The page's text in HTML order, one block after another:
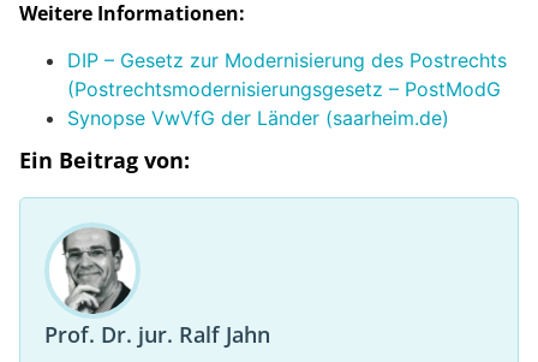
Weitere Informationen:
DIP – Gesetz zur Modernisierung des Postrechts
(Postrechtsmodernisierungsgesetz – PostModG
Synopse VwVfG der Länder (saarheim.de)
Ein Beitrag von:
Prof. Dr. jur. Ralf Jahn